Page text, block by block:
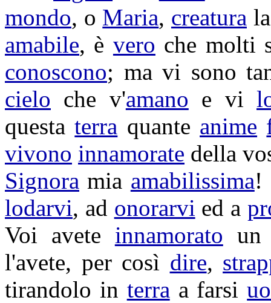
mondo, o Maria, creatura
amabile, è vero che molti
conoscono; ma vi sono
cielo che v'amano e vi
questaterra quante anime
vivono innamorate della
Signora mia amabilissima!
lodarvi, ad onorarvi ed a
Voi avete innamorato
l'avete, per così dire,
tirandolo in terra a farsi